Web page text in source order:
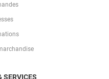
SERVICES